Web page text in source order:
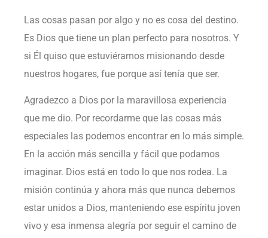
Las cosas pasan por algo y no es cosa del destino.
Es Dios que tiene un plan perfecto para nosotros. Y
si Él quiso que estuviéramos misionando desde
nuestros hogares, fue porque así tenía que ser.
Agradezco a Dios por la maravillosa experiencia
que me dio. Por recordarme que las cosas más
especiales las podemos encontrar en lo más simple.
En la acción más sencilla y fácil que podamos
imaginar. Dios está en todo lo que nos rodea. La
misión continúa y ahora más que nunca debemos
estar unidos a Dios, manteniendo ese espíritu joven
vivo y esa inmensa alegría por seguir el camino de